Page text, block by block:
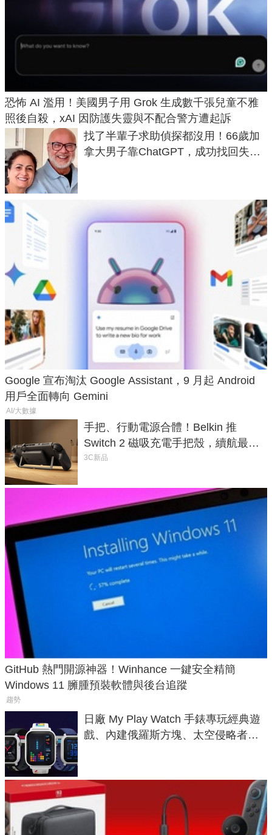
恐怖 AI 濫用！美國男子用 Grok 生成數千張兒童不雅
照後自殺，xAI 因防護失靈與不配合警方遭起訴
找了半輩子求助偵探都沒用！66歲加
拿大男子靠ChatGPT，成功找回失散
Google 宣布淘汰 Google Assistant，9 月起 Android
用戶全面轉向 Gemini
AI/大數據
手把、行動電源合體！Belkin 推
Switch 2 磁吸充電手把殼，續航最高
延長 1.5 倍
3C新品
GitHub 熱門開源神器！Winhance 一鍵安全精簡
Windows 11 臃腫預裝軟體與後台追蹤
趨勢
日廠 My Play Watch 手錶專玩經典遊
戲、內建俄羅斯方塊、太空侵略者，